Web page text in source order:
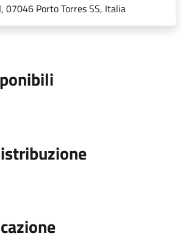
07046 Porto Torres SS, Italia